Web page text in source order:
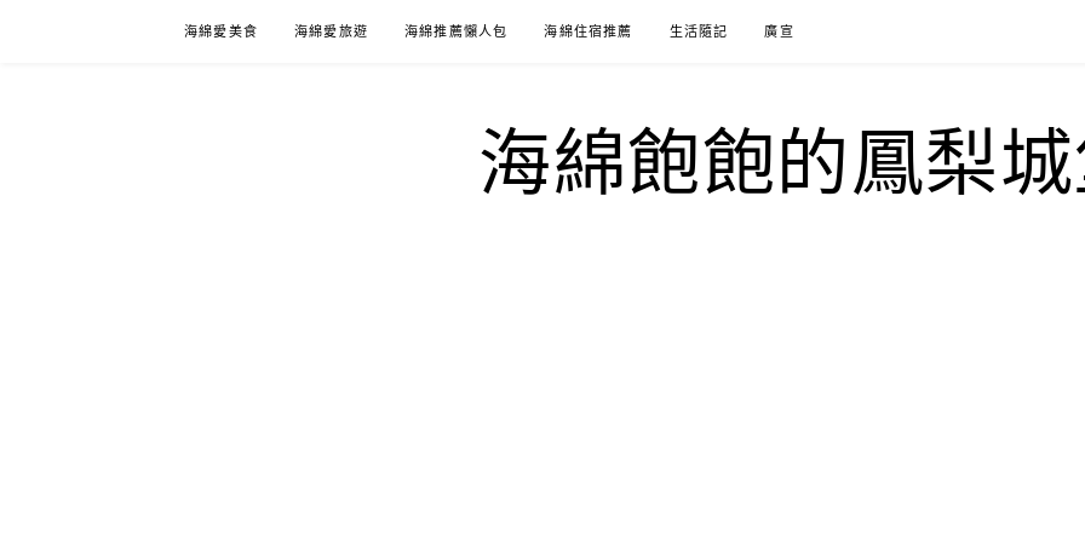
海綿愛美食 海綿愛旅遊 海綿推薦懶人包 海綿住宿推薦 生活隨記 廣宣
海綿飽飽的鳳梨